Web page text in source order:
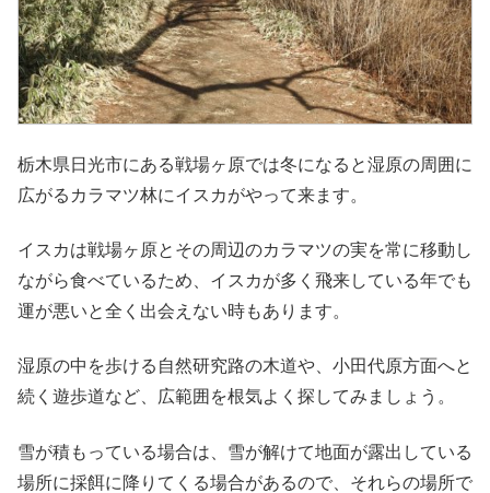
栃木県日光市にある戦場ヶ原では冬になると湿原の周囲に
広がるカラマツ林にイスカがやって来ます。
イスカは戦場ヶ原とその周辺のカラマツの実を常に移動し
ながら食べているため、イスカが多く飛来している年でも
運が悪いと全く出会えない時もあります。
湿原の中を歩ける自然研究路の木道や、小田代原方面へと
続く遊歩道など、広範囲を根気よく探してみましょう。
雪が積もっている場合は、雪が解けて地面が露出している
場所に採餌に降りてくる場合があるので、それらの場所で